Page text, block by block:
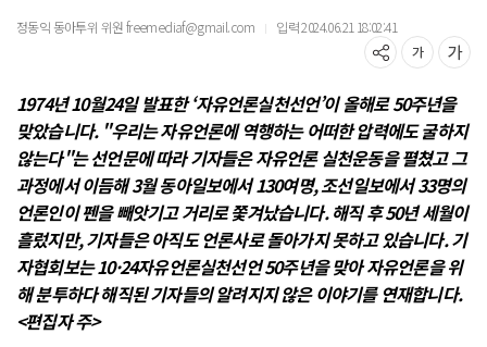
정동익 동아투위 위원 freemediaf@gmail.com ｜ 입력 2024.06.21 18:02:41
1974년 10월24일 발표한 ‘자유언론실천선언’이 올해로 50주년을
맞았습니다. "우리는 자유언론에 역행하는 어떠한 압력에도 굴하지
않는다"는 선언문에 따라 기자들은 자유언론 실천운동을 펼쳤고 그
과정에서 이듬해 3월 동아일보에서 130여명, 조선일보에서 33명의
언론인이 펜을 빼앗기고 거리로 쫓겨났습니다. 해직 후 50년 세월이
흘렀지만, 기자들은 아직도 언론사로 돌아가지 못하고 있습니다. 기
자협회보는 10·24자유언론실천선언 50주년을 맞아 자유언론을 위
해 분투하다 해직된 기자들의 알려지지 않은 이야기를 연재합니다.
<편집자 주>